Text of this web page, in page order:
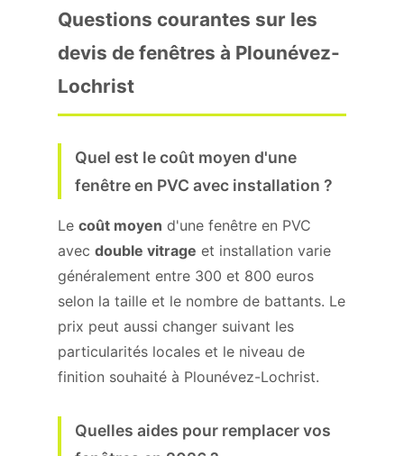
Questions courantes sur les
devis de fenêtres à Plounévez-
Lochrist
Quel est le coût moyen d'une
fenêtre en PVC avec installation ?
Le coût moyen d'une fenêtre en PVC
avec double vitrage et installation varie
généralement entre 300 et 800 euros
selon la taille et le nombre de battants. Le
prix peut aussi changer suivant les
particularités locales et le niveau de
finition souhaité à Plounévez-Lochrist.
Quelles aides pour remplacer vos